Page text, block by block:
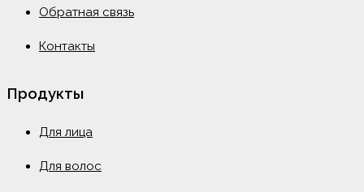
Обратная связь
Контакты
Продукты
Для лица
Для волос